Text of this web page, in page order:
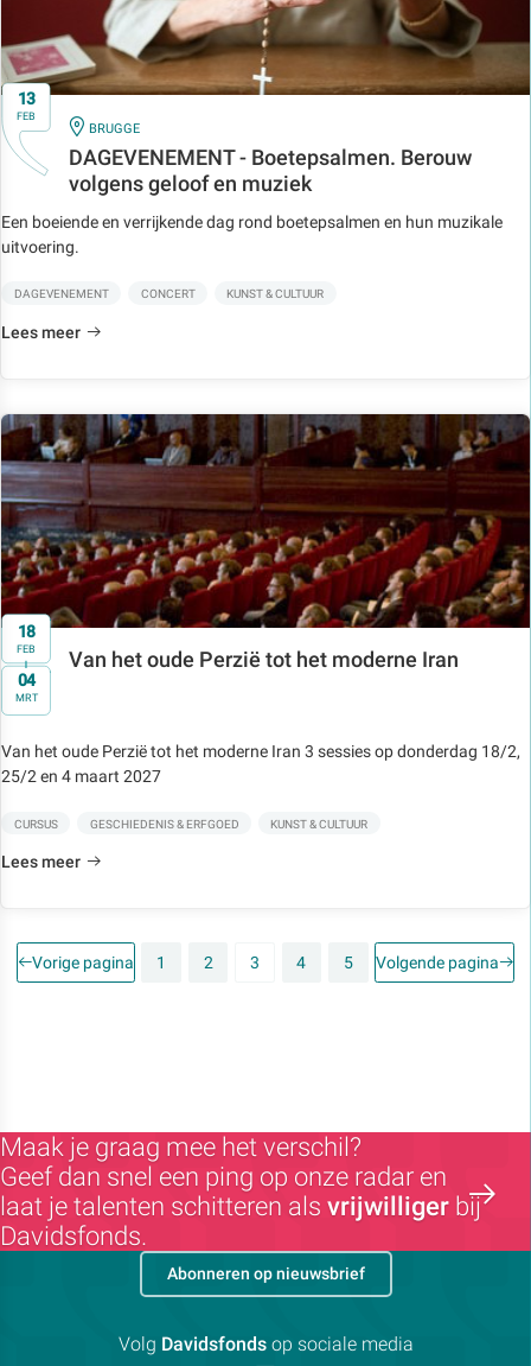
13
FEB
IN
BRUGGE
DAGEVENEMENT - Boetepsalmen. Berouw
volgens geloof en muziek
Een boeiende en verrijkende dag rond boetepsalmen en hun muzikale
uitvoering.
DAGEVENEMENT CONCERT KUNST & CULTUUR
Lees meer
18
FEB
t/m
04
MRT
Van het oude Perzië tot het moderne Iran
Van het oude Perzië tot het moderne Iran 3 sessies op donderdag 18/2,
25/2 en 4 maart 2027
CURSUS GESCHIEDENIS & ERFGOED KUNST & CULTUUR
Lees meer
Vorige pagina 1 2 3 4 5 Volgende pagina
Maak je graag mee het verschil?
Geef dan snel een ping op onze radar en
laat je talenten schitteren als vrijwilliger bij
Davidsfonds.
Abonneren op nieuwsbrief
Volg Davidsfondsop sociale media